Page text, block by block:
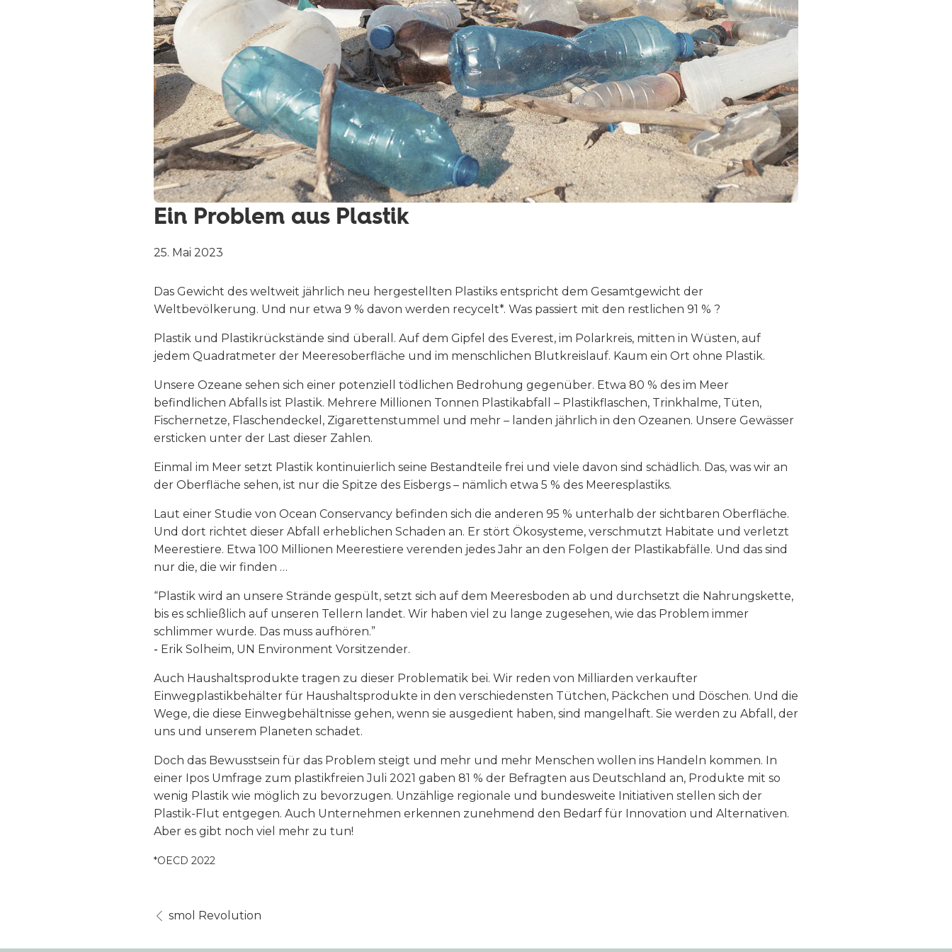
Ein Problem aus Plastik
25. Mai 2023
Das Gewicht des weltweit jährlich neu hergestellten Plastiks entspricht dem Gesamtgewicht der
Weltbevölkerung. Und nur etwa 9 % davon werden recycelt*. Was passiert mit den restlichen 91 % ?
Plastik und Plastikrückstände sind überall. Auf dem Gipfel des Everest, im Polarkreis, mitten in Wüsten, auf
jedem Quadratmeter der Meeresoberfläche und im menschlichen Blutkreislauf. Kaum ein Ort ohne Plastik.
Unsere Ozeane sehen sich einer potenziell tödlichen Bedrohung gegenüber. Etwa 80 % des im Meer
befindlichen Abfalls ist Plastik. Mehrere Millionen Tonnen Plastikabfall – Plastikflaschen, Trinkhalme, Tüten,
Fischernetze, Flaschendeckel, Zigarettenstummel und mehr – landen jährlich in den Ozeanen. Unsere Gewässer
ersticken unter der Last dieser Zahlen.
Einmal im Meer setzt Plastik kontinuierlich seine Bestandteile frei und viele davon sind schädlich. Das, was wir an
der Oberfläche sehen, ist nur die Spitze des Eisbergs – nämlich etwa 5 % des Meeresplastiks.
Laut einer Studie von Ocean Conservancy befinden sich die anderen 95 % unterhalb der sichtbaren Oberfläche.
Und dort richtet dieser Abfall erheblichen Schaden an. Er stört Ökosysteme, verschmutzt Habitate und verletzt
Meerestiere. Etwa 100 Millionen Meerestiere verenden jedes Jahr an den Folgen der Plastikabfälle. Und das sind
nur die, die wir finden …
“Plastik wird an unsere Strände gespült, setzt sich auf dem Meeresboden ab und durchsetzt die Nahrungskette,
bis es schließlich auf unseren Tellern landet. Wir haben viel zu lange zugesehen, wie das Problem immer
schlimmer wurde. Das muss aufhören.”
- Erik Solheim, UN Environment Vorsitzender.
Auch Haushaltsprodukte tragen zu dieser Problematik bei. Wir reden von Milliarden verkaufter
Einwegplastikbehälter für Haushaltsprodukte in den verschiedensten Tütchen, Päckchen und Döschen. Und die
Wege, die diese Einwegbehältnisse gehen, wenn sie ausgedient haben, sind mangelhaft. Sie werden zu Abfall, der
uns und unserem Planeten schadet.
Doch das Bewusstsein für das Problem steigt und mehr und mehr Menschen wollen ins Handeln kommen. In
einer Ipos Umfrage zum plastikfreien Juli 2021 gaben 81 % der Befragten aus Deutschland an, Produkte mit so
wenig Plastik wie möglich zu bevorzugen. Unzählige regionale und bundesweite Initiativen stellen sich der
Plastik-Flut entgegen. Auch Unternehmen erkennen zunehmend den Bedarf für Innovation und Alternativen.
Aber es gibt noch viel mehr zu tun!
*OECD 2022
smol Revolution